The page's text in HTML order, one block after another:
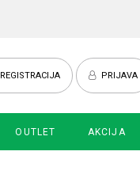
REGISTRACIJA PRIJAVA
OUTLET AKCIJA